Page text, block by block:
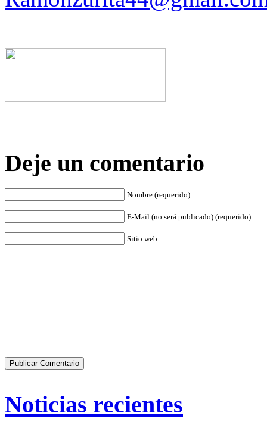
Deje un comentario
Nombre (requerido)
E-Mail (no será publicado) (requerido)
Sitio web
Noticias recientes